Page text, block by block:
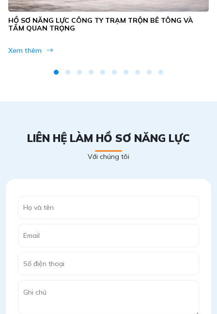
HỒ SƠ NĂNG LỰC CÔNG TY TRẠM TRỘN BÊ TÔNG VÀ
TẦM QUAN TRỌNG
Xem thêm
LIÊN HỆ LÀM HỒ SƠ NĂNG LỰC
Với chúng tôi